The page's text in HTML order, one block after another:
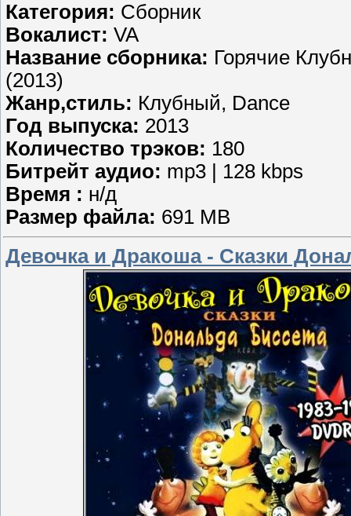
Категория: Сборник
Вокалист: VA
Название сборника: Горячие
(2013)
Жанр,стиль: Клубный, Dance
Год выпуска: 2013
Количество трэков: 180
Битрейт аудио: mp3 | 128 kbps
Время : н/д
Размер файла: 691 MB
Девочка и Дракоша - Сказки